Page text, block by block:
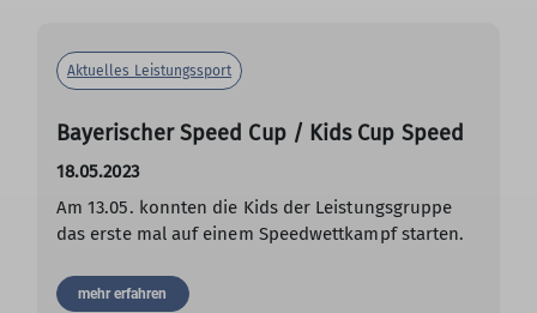
Aktuelles Leistungssport
Bayerischer Speed Cup / Kids Cup Speed
18.05.2023
Am 13.05. konnten die Kids der Leistungsgruppe
das erste mal auf einem Speedwettkampf starten.
mehr erfahren